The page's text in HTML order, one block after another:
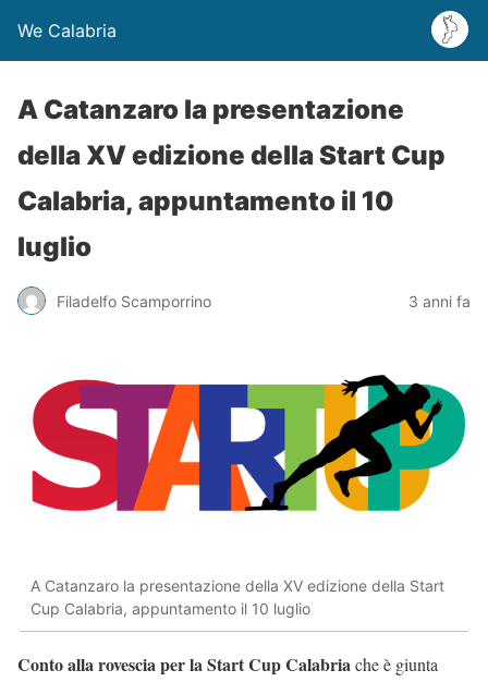
We Calabria
A Catanzaro la presentazione
della XV edizione della Start Cup
Calabria, appuntamento il 10
luglio
Filadelfo Scamporrino 3 anni fa
A Catanzaro la presentazione della XV edizione della Start
Cup Calabria, appuntamento il 10 luglio
Conto alla rovescia per la Start Cup Calabriache è giunta